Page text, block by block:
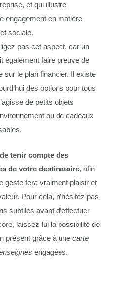
et qui illustre
engagement en matière
sociale.
pas cet aspect, car un
également faire preuve de
sur le plan financier. Il existe
des options pour tous
de petits objets
ou de cadeaux
tenir compte des
de votre destinataire, afin
geste fera vraiment plaisir et
Pour cela, n’hésitez pas
subtiles avant d’effectuer
laissez-lui la possibilité de
présent grâce à une carte
engagées.